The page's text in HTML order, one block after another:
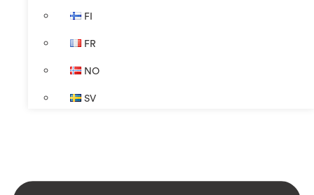
FI
FR
NO
SV